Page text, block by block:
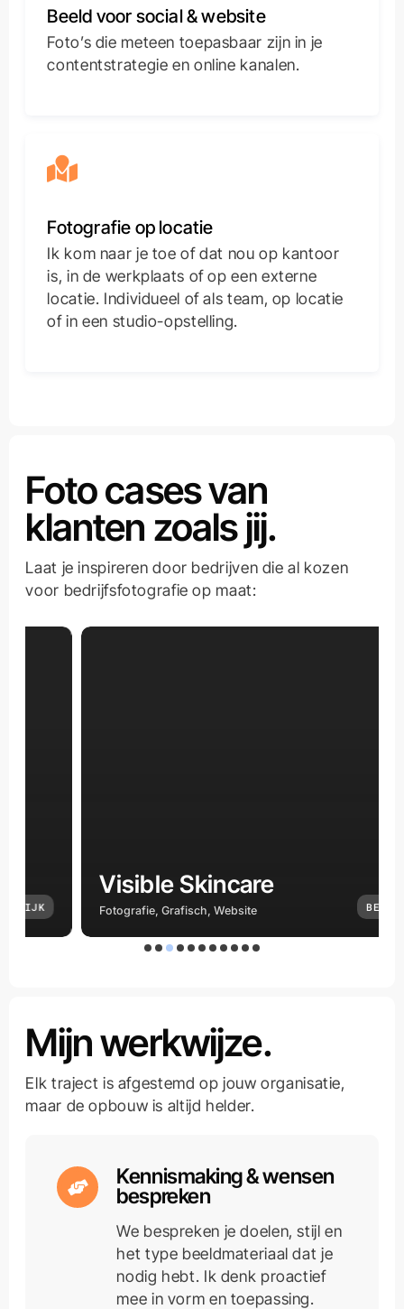
Beeld voor social & website
Foto’s die meteen toepasbaar zijn in je
contentstrategie en online kanalen.
Fotografie op locatie
Ik kom naar je toe of dat nou op kantoor
is, in de werkplaats of op een externe
locatie. Individueel of als team, op locatie
of in een studio-opstelling.
Foto cases van
klanten zoals jij.
Laat je inspireren door bedrijven die al kozen
voor bedrijfsfotografie op maat:
Visible Skincare
Fotografie, Grafisch, Website BEKIJK
Mijn werkwijze.
Elk traject is afgestemd op jouw organisatie,
maar de opbouw is altijd helder.
Kennismaking & wensen
bespreken
We bespreken je doelen, stijl en
het type beeldmateriaal dat je
nodig hebt. Ik denk proactief
mee in vorm en toepassing.